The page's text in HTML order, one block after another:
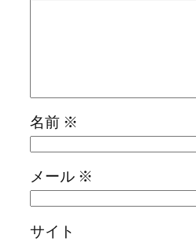
名前 ※
メール ※
サイト